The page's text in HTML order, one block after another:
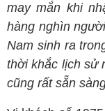
may mắn khi
hàng nghìn
Nam sinh ra
thời khắc lịch sử
cũng rất sẵn